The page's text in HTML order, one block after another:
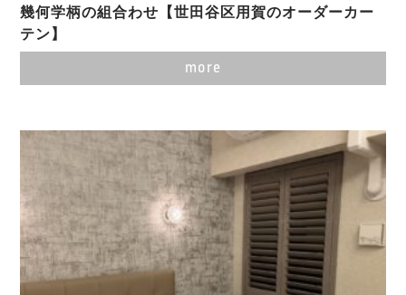
幾何学柄の組合わせ【世田谷区用賀のオーダーカー
テン】
more